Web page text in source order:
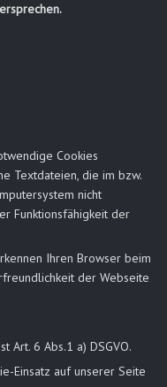
Cookies
Textdateien, die im bzw.
nicht
Funktionsfähigkeit der
Ihren Browser beim
der Webseite
Art. 6 Abs.1 a) DSGVO.
Einsatz auf unserer Seite